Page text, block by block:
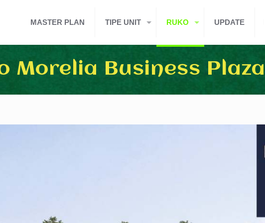
MASTER PLAN TIPE UNIT RUKO UPDATE
Morelia Business Plaza